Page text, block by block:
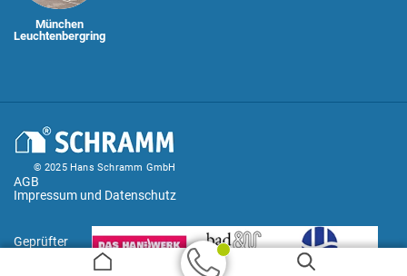
München
Leuchtenbergring
© 2025 Hans Schramm GmbH
AGB
Impressum und Datenschutz
Geprüfter